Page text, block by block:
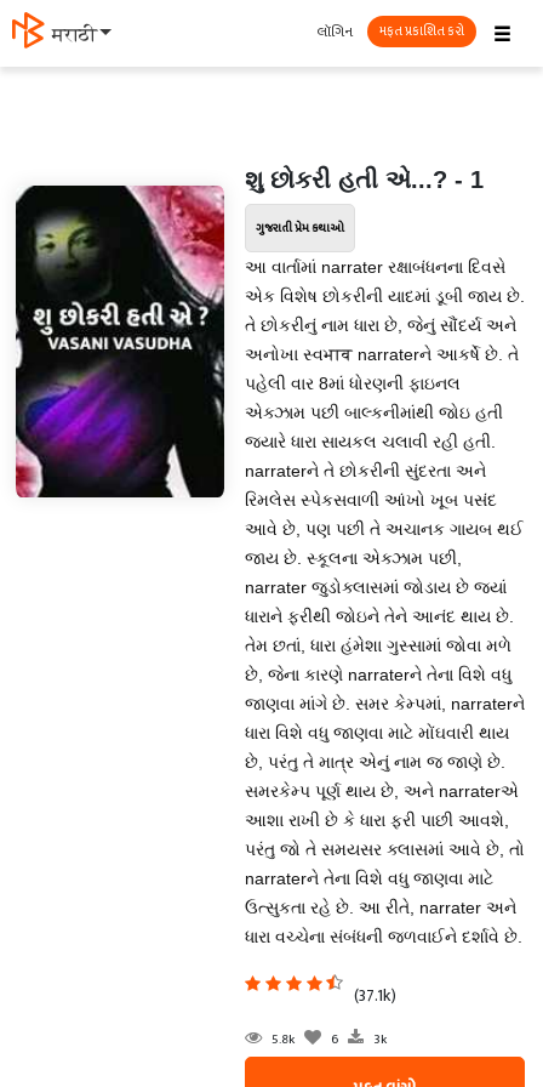
मराठी ☰
લૉગિન મફત પ્રકાશિત કરો
શુ છોકરી હતી એ...? - 1
ગુજરાતી પ્રેમ કથાઓ
આ વાર્તામાં narrater રક્ષાબંધનના દિવસે
એક વિશેષ છોકરીની યાદમાં ડૂબી જાય છે.
તે છોકરીનું નામ ધારા છે, જેનું સૌંદર્ય અને
અનોખા સ્વभाव narraterને આકર્ષે છે. તે
પહેલી વાર 8માં ધોરણની ફાઇનલ
એક્ઝામ પછી બાલ્કનીમાંથી જોઇ હતી
જ્યારે ધારા સાયકલ ચલાવી રહી હતી.
narraterને તે છોકરીની સુંદરતા અને
રિમલેસ સ્પેકસવાળી આંખો ખૂબ પસંદ
આવે છે, પણ પછી તે અચાનક ગાયબ થઈ
જાય છે. સ્કૂલના એક્ઝામ પછી,
narrater જુડોક્લાસમાં જોડાય છે જ્યાં
ધારાને ફરીથી જોઇને તેને આનંદ થાય છે.
તેમ છતાં, ધારા હંમેશા ગુસ્સામાં જોવા મળે
છે, જેના કારણે narraterને તેના વિશે વધુ
જાણવા માંગે છે. સમર કેમ્પમાં, narraterને
ધારા વિશે વધુ જાણવા માટે મોંઘવારી થાય
છે, પરંતુ તે માત્ર એનું નામ જ જાણે છે.
સમરકેમ્પ પૂર્ણ થાય છે, અને narraterએ
આશા રાખી છે કે ધારા ફરી પાછી આવશે,
પરંતુ જો તે સમયસર ક્લાસમાં આવે છે, તો
narraterને તેના વિશે વધુ જાણવા માટે
ઉત્સુકતા રહે છે. આ રીતે, narrater અને
ધારા વચ્ચેના સંબંધની જળવાઈને દર્શાવે છે.
(37.1k)
5.8k 6 3k